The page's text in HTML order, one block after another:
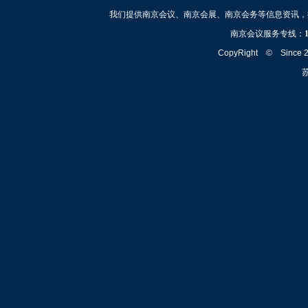
我们提供南京会议、南京会展、南京会务等信息资讯
南京会议服务专线：
CopyRight © Since